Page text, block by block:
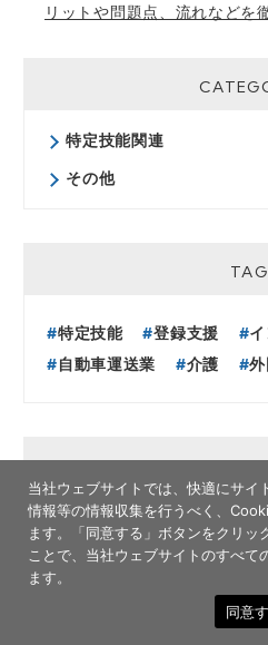
リットや問題点、流れなどを
特定技能関連
その他
TAG
特定技能 登録支援
自動車運送業
介護
2026年
2026年6月（4）
当社ウェブサイトでは、快適にサイ
情報等の情報収集を行うべく、
ます。
「同意する」ボタンをクリ
ことで、当社ウェブサイトのすべて
ます。
同意